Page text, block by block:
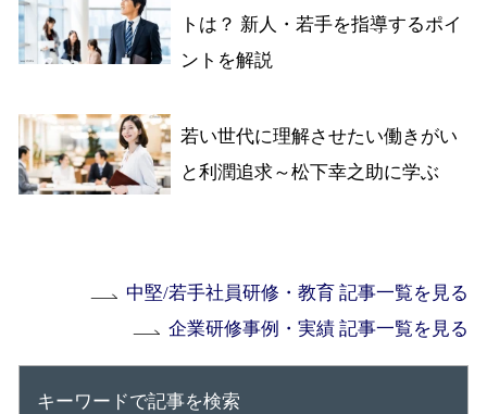
トは？ 新人・若手を指導するポイ
ントを解説
若い世代に理解させたい働きがい
と利潤追求～松下幸之助に学ぶ
中堅/若手社員研修・教育 記事一覧を見る
企業研修事例・実績 記事一覧を見る
キーワードで記事を検索